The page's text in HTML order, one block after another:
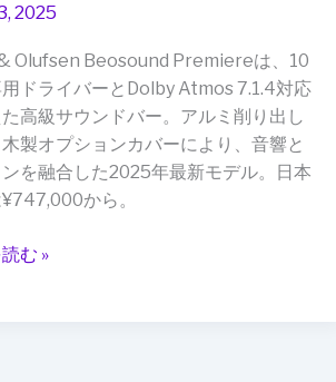
2025
Olufsen Beosound Premiereは、10
ドライバーとDolby Atmos 7.1.4対応
高級サウンドバー。アルミ削り出し
製オプションカバーにより、音響と
を融合した2025年最新モデル。日本
から。
む »